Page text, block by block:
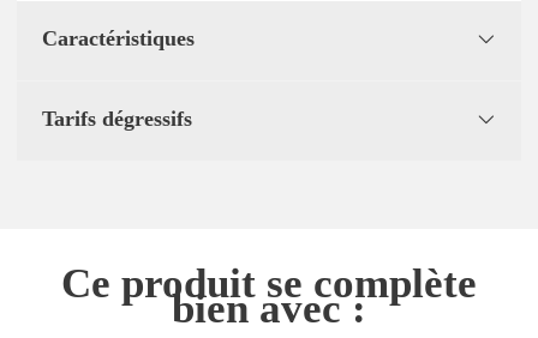
Caractéristiques
Tarifs dégressifs
Ce produit se complète
bien avec :